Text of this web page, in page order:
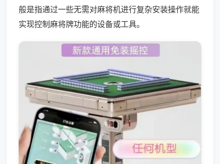
般是指通过一些无需对麻将机进行复杂安装操作就能
实现控制麻将牌功能的设备或工具。